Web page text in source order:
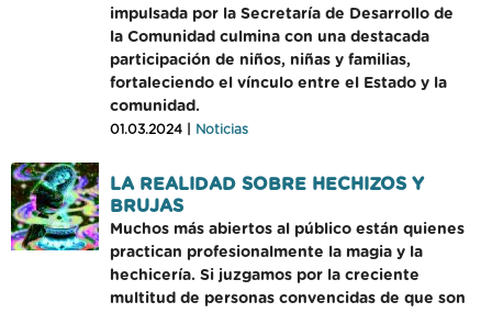
impulsada por la Secretaría de Desarrollo de
la Comunidad culmina con una destacada
participación de niños, niñas y familias,
fortaleciendo el vínculo entre el Estado y la
comunidad.
01.03.2024 | Noticias
LA REALIDAD SOBRE HECHIZOS Y
BRUJAS
Muchos más abiertos al público están quienes
practican profesionalmente la magia y la
hechicería. Si juzgamos por la creciente
multitud de personas convencidas de que son